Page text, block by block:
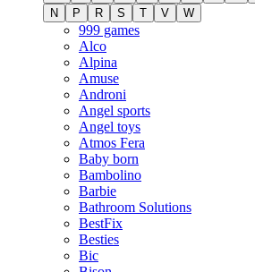
N
P R S T V W
999 games
Alco
Alpina
Amuse
Androni
Angel sports
Angel toys
Atmos Fera
Baby born
Bambolino
Barbie
Bathroom Solutions
BestFix
Besties
Bic